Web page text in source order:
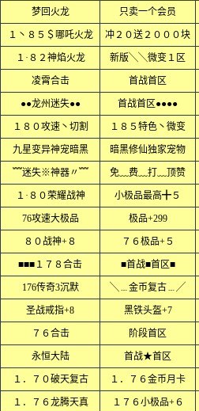
梦回火龙 只卖一个会员
１丶８５＄哪吒火龙 冲２０送２０００块
１·８２神焰火龙 新版╲╲微变１区
凌霄合击 首战首区
●●龙州迷失●● 首战首区●●●●
１８０攻速丶切割 １８５特色丶微变
九星变异神宠暗黑 暗黑修仙独家宠物
﹌迷失※神器〃﹌ 免﹏费﹏打﹏顶赞
１·８０荣耀战神 小极品最高╋５
76攻速大极品 极品+299
８０战神+８ ７６极品+５
■■■１７８合击 ■首战■首区■
176传奇3沉默 ╲﹍金币复古﹍╱
圣战戒指+8 黑铁头盔+7
７６合击 阶段首区
永恒大陆 首战★首区
１．７０破天复古 １．７６金币月卡
１．７６龙腾天真 １７６小极品+６